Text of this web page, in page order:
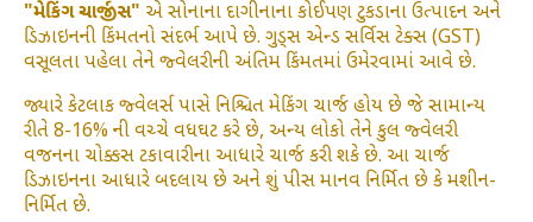
"મેકિંગ ચાર્જીસ" એ સોનાના દાગીનાના કોઈપણ ટુકડાના ઉત્પાદન અને
ડિઝાઇનની કિંમતનો સંદર્ભ આપે છે. ગુડ્સ એન્ડ સર્વિસ ટેક્સ (GST)
વસૂલતા પહેલા તેને જ્વેલરીની અંતિમ કિંમતમાં ઉમેરવામાં આવે છે.
જ્યારે કેટલાક જ્વેલર્સ પાસે નિશ્ચિત મેકિંગ ચાર્જ હોય છે જે સામાન્ય
રીતે 8-16% ની વચ્ચે વધઘટ કરે છે, અન્ય લોકો તેને કુલ જ્વેલરી
વજનના ચોક્કસ ટકાવારીના આધારે ચાર્જ કરી શકે છે. આ ચાર્જ
ડિઝાઇનના આધારે બદલાય છે અને શું પીસ માનવ નિર્મિત છે કે મશીન-
નિર્મિત છે.